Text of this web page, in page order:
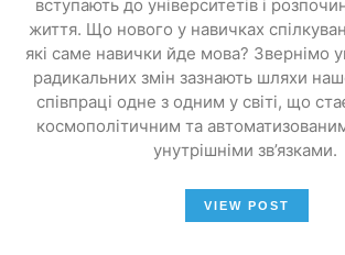
вступають до університетів і
життя. Що нового у навичках
які саме навички йде мова? Звернімо
радикальних змін зазнають шляхи
співпраці одне з одним у світі, що
космополітичним та
унутрішніми зв’язками.
VIEW POST